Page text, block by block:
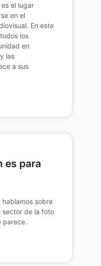
el lugar
en el
En este
los
en
las
a sus
es para
hablamos sobre
sector de la foto
parece.